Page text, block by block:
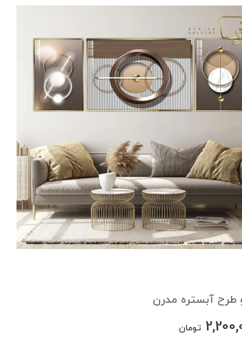
طرح آبستره مدرن
تومان